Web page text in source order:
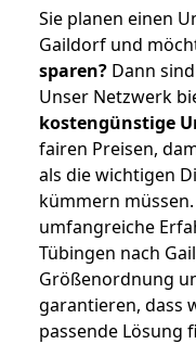
Sie planen einen
Gaildorf und
sparen? Dann
Unser Netzwerk
kostengünstige
fairen Preisen,
als die wichtigen
kümmern
umfangreiche
Tübingen nach
Größenordnung
garantieren, dass
passende Lösung